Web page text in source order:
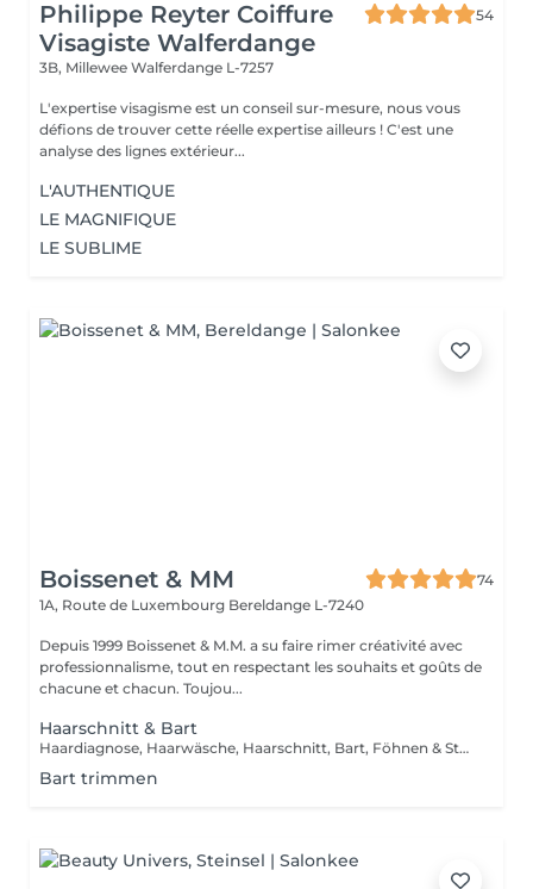
Philippe Reyter Coiffure
Visagiste Walferdange
54
3B, Millewee Walferdange L-7257
L'expertise visagisme est un conseil sur-mesure, nous vous
défions de trouver cette réelle expertise ailleurs ! C'est une
analyse des lignes extérieur...
L'AUTHENTIQUE
LE MAGNIFIQUE
LE SUBLIME
Boissenet & MM
74
1A, Route de Luxembourg Bereldange L-7240
Depuis 1999 Boissenet & M.M. a su faire rimer créativité avec
professionnalisme, tout en respectant les souhaits et goûts de
chacune et chacun. Toujou...
Haarschnitt & Bart
Haardiagnose, Haarwäsche, Haarschnitt, Bart, Föhnen & Styling
Bart trimmen